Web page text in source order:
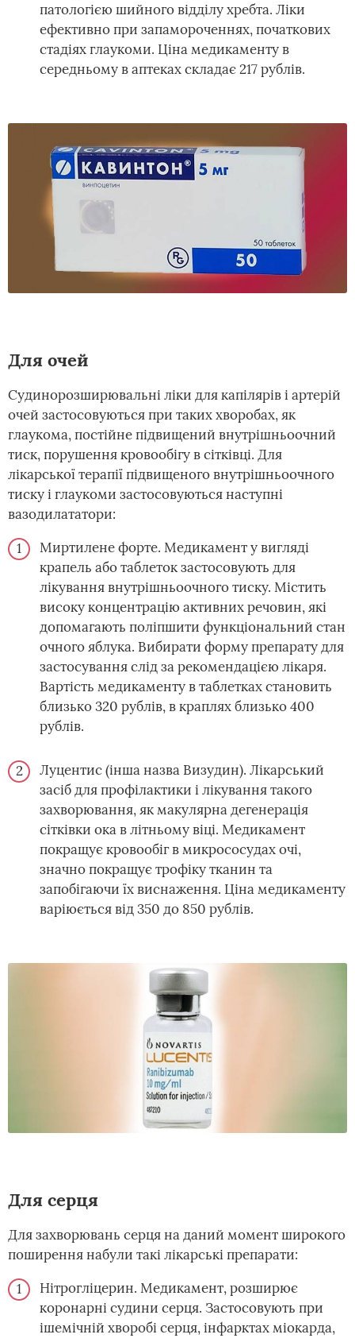
патологією шийного відділу хребта. Ліки
ефективно при запамороченнях, початкових
стадіях глаукоми. Ціна медикаменту в
середньому в аптеках складає 217 рублів.
Для очей
Судинорозширювальні ліки для капілярів і артерій
очей застосовуються при таких хворобах, як
глаукома, постійне підвищений внутрішньоочний
тиск, порушення кровообігу в сітківці. Для
лікарської терапії підвищеного внутрішньоочного
тиску і глаукоми застосовуються наступні
вазодилататори:
Миртилене форте. Медикамент у вигляді
крапель або таблеток застосовують для
лікування внутрішньоочного тиску. Містить
високу концентрацію активних речовин, які
допомагають поліпшити функціональний стан
очного яблука. Вибирати форму препарату для
застосування слід за рекомендацією лікаря.
Вартість медикаменту в таблетках становить
близько 320 рублів, в краплях близько 400
рублів.
Луцентис (інша назва Визудин). Лікарський
засіб для профілактики і лікування такого
захворювання, як макулярна дегенерація
сітківки ока в літньому віці. Медикамент
покращує кровообіг в микрососудах очі,
значно покращує трофіку тканин та
запобігаючи їх виснаження. Ціна медикаменту
варіюється від 350 до 850 рублів.
Для серця
Для захворювань серця на даний момент широкого
поширення набули такі лікарські препарати:
Нітрогліцерин. Медикамент, розширює
коронарні судини серця. Застосовують при
ішемічній хворобі серця, інфарктах міокарда,